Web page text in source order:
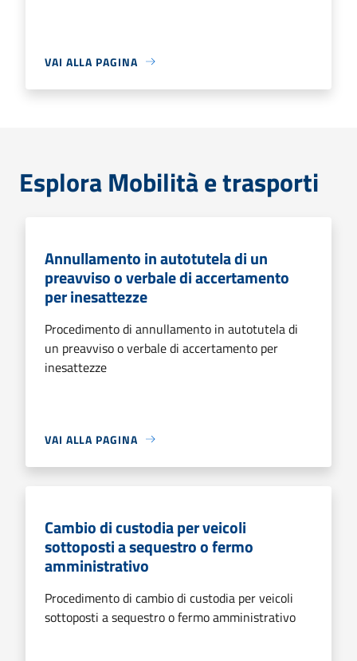
VAI ALLA PAGINA
Esplora Mobilità e trasporti
Annullamento in autotutela di un
preavviso o verbale di accertamento
per inesattezze
Procedimento di annullamento in autotutela di
un preavviso o verbale di accertamento per
inesattezze
VAI ALLA PAGINA
Cambio di custodia per veicoli
sottoposti a sequestro o fermo
amministrativo
Procedimento di cambio di custodia per veicoli
sottoposti a sequestro o fermo amministrativo